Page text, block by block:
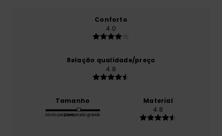
Conforto
4.0
Relação qualidade/preço
4.8
Tamanho
Muito pequenoDemasiado grande
Material
4.8